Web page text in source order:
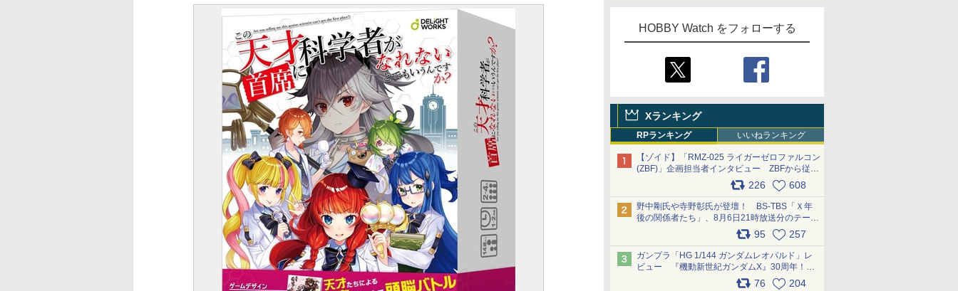
HOBBY Watch をフォローする
Xランキング
RPランキング いいねランキング
【ゾイド】「RMZ-025 ライガーゼロファルコン
(ZBF)」企画担当者インタビュー ZBFから従来
デザインまで再現可能なボリューム満点のキッ
ト pic.x.com/6zOqQAQKkX
226 608
野中剛氏や寺野彰氏が登壇！ BS-TBS「Ｘ年
後の関係者たち」、8月6日21時放送分のテーマ
は「超合金」！ pic.x.com/uWyt1uyuFm
95 257
ガンプラ「HG 1/144 ガンダムレオパルド」レ
ビュー 『機動新世紀ガンダムX』30周年！イ
ンナーアームガトリングの変形機構まで再現し
76 204